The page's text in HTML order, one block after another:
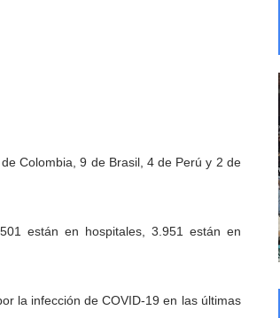
Colombia, 9 de Brasil, 4 de Perú y 2 de
están en hospitales, 3.951 están en
la infección de COVID-19 en las últimas